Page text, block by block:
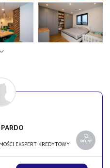
52
OFERT
PARDO
EKSPERT KREDYTOWY